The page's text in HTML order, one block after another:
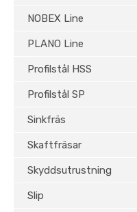
NOBEX Line
PLANO Line
Profilstål HSS
Profilstål SP
Sinkfräs
Skaftfräsar
Skyddsutrustning
Slip